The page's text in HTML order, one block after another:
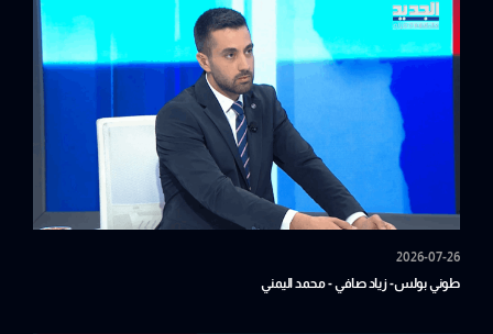
2026-07-26
طوني بولس- زياد صافي - محمد اليمني